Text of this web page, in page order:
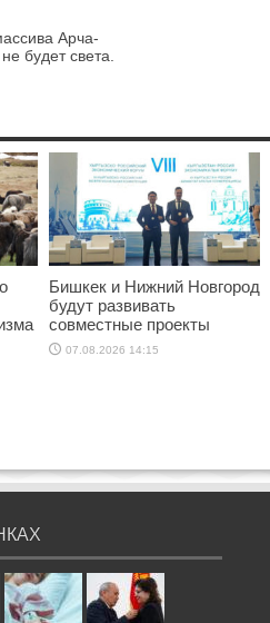
Арча-
будет света.
Бишкек и Нижний Новгород
будут развивать
совместные проекты
07.08.2026 14:15